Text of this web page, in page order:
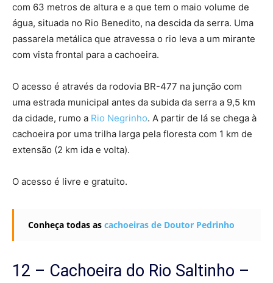
com 63 metros de altura e a que tem o maio volume de
água, situada no Rio Benedito, na descida da serra. Uma
passarela metálica que atravessa o rio leva a um mirante
com vista frontal para a cachoeira.
O acesso é através da rodovia BR-477 na junção com
uma estrada municipal antes da subida da serra a 9,5 km
da cidade, rumo a Rio Negrinho. A partir de lá se chega à
cachoeira por uma trilha larga pela floresta com 1 km de
extensão (2 km ida e volta).
O acesso é livre e gratuito.
Conheça todas as cachoeiras de Doutor Pedrinho
12 – Cachoeira do Rio Saltinho –